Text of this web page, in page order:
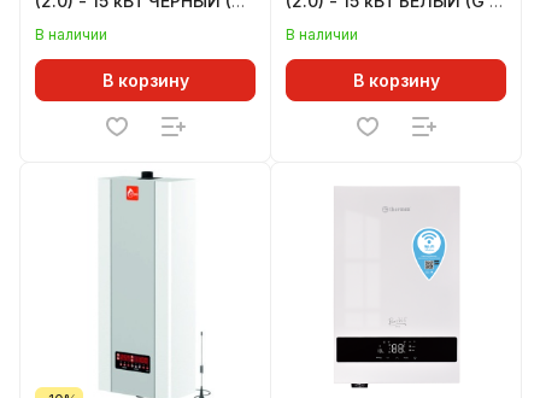
1-1/2")
В наличии
В корзину
1/2")
В наличии
В корзину